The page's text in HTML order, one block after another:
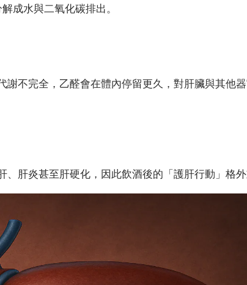
成水與二氧化碳排出。
不完全，乙醛會在體內停留更久，對肝臟與其他
肝炎甚至肝硬化，因此飲酒後的「護肝行動」格